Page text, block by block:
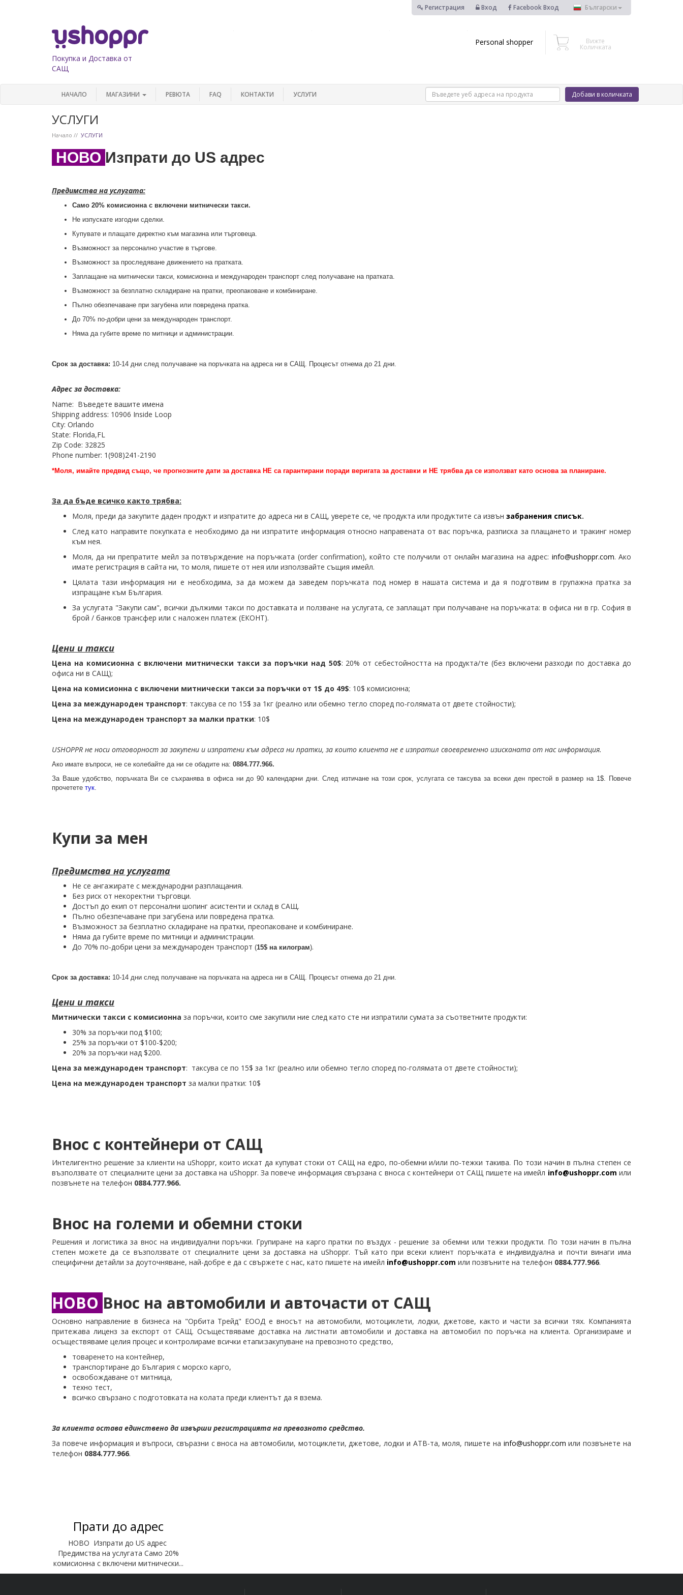
Регистрация Вход Facebook Вход Български
Покупка и Доставка от
САЩ
Personal shopper Вижте
Количката
Добави в количката
НАЧАЛО МАГАЗИНИ РЕВЮТА FAQ КОНТАКТИ УСЛУГИ
УСЛУГИ
Начало УСЛУГИ
НОВО Изпрати до US адрес
Предимства на услугата:
Само 20% комисионна с включени митнически такси.
Не изпускате изгодни сделки.
Купувате и плащате директно към магазина или търговеца.
Възможност за персонално участие в търгове.
Възможност за проследяване движението на пратката.
Заплащане на митнически такси, комисионна и международен транспорт след получаване на пратката.
Възможност за безплатно складиране на пратки, преопаковане и комбиниране.
Пълно обезпечаване при загубена или повредена пратка.
До 70% по-добри цени за международен транспорт.
Няма да губите време по митници и администрации.
Срок за доставка: 10-14 дни след получаване на поръчката на адреса ни в САЩ. Процесът отнема до 21 дни.
Адрес за доставка:
Name: Въведете вашите имена
Shipping address: 10906 Inside Loop
City: Orlando
State: Florida,FL
Zip Code: 32825
Phone number: 1(908)241-2190
*Моля, имайте предвид също, че прогнозните дати за доставка НЕ са гарантирани поради веригата за доставки и НЕ трябва да се използват като основа за планиране.
За да бъде всичко както трябва:
Моля, преди да закупите даден продукт и изпратите до адреса ни в САЩ, уверете се, че продукта или продуктите са извън забранения списък.
След като направите покупката е необходимо да ни изпратите информация относно направената от вас поръчка, разписка за плащането и тракинг номер
към нея.
Моля, да ни препратите мейл за потвърждение на поръчката (order confirmation), който сте получили от онлайн магазина на адрес: info@ushoppr.com. Ако
имате регистрация в сайта ни, то моля, пишете от нея или използвайте същия имейл.
Цялата тази информация ни е необходима, за да можем да заведем поръчката под номер в нашата система и да я подготвим в групажна пратка за
изпращане към България.
За услугата "Закупи сам", всички дължими такси по доставката и ползване на услугата, се заплащат при получаване на поръчката: в офиса ни в гр. София в
брой / банков трансфер или с наложен платеж (ЕКОНТ).
Цени и такси
Цена на комисионна с включени митнически такси за поръчки над 50$: 20% от себестойността на продукта/те (без включени разходи по доставка до
офиса ни в САЩ);
Цена на комисионна с включени митнически такси за поръчки от 1$ до 49$: 10$ комисионна;
Цена за международен транспорт: таксува се по 15$ за 1кг (реално или обемно тегло според по-голямата от двете стойности);
Цена на международен транспорт за малки пратки: 10$
USHOPPR не носи отговорност за закупени и изпратени към адреса ни пратки, за които клиента не е изпратил своевременно изисканата от нас информация.
Ако имате въпроси, не се колебайте да ни се обадите на: 0884.777.966​.
За Ваше удобство, поръчката Ви се съхранява в офиса ни до 90 календарни дни. След изтичане на този срок, услугата се таксува за всеки ден престой в размер на 1$. Повече
прочетете тук.
Купи за мен
Предимства на услугата
Не се ангажирате с международни разплащания.
Без риск от некоректни търговци.
Достъп до екип от персонални шопинг асистенти и склад в САЩ.
Пълно обезпечаване при загубена или повредена пратка.
Възможност за безплатно складиране на пратки, преопаковане и комбиниране.
Няма да губите време по митници и администрации.
До 70% по-добри цени за международен транспорт (15$ на килограм).
Срок за доставка: 10-14 дни след получаване на поръчката на адреса ни в САЩ. Процесът отнема до 21 дни.
Цени и такси
Митнически такси с комисионна за поръчки, които сме закупили ние след като сте ни изпратили сумата за съответните продукти:
30% за поръчки под $100;
25% за поръчки от $100-$200;
20% за поръчки над $200.
Цена за международен транспорт: таксува се по 15$ за 1кг (реално или обемно тегло според по-голямата от двете стойности);
Цена на международен транспорт за малки пратки: 10$
Внос с контейнери от САЩ
Интелигентно решение за клиенти на uShoppr, които искат да купуват стоки от САЩ на едро, по-обемни и/или по-тежки такива. По този начин в пълна степен се
възползвате от специалните цени за доставка на uShoppr. За повече информация свързана с вноса с контейнери от САЩ пишете на имейл info@ushoppr.com или
позвънете на телефон 0884.777.966​.
Внос на големи и обемни стоки
Решения и логистика за внос на индивидуални поръчки. Групиране на карго пратки по въздух - решение за обемни или тежки продукти. По този начин в пълна
степен можете да се възползвате от специалните цени за доставка на uShoppr. Тъй като при всеки клиент поръчката е индивидуална и почти винаги има
специфични детайли за доуточняване, най-добре е да с свържете с нас, като пишете на имейл info@ushoppr.com или позвъните на телефон 0884.777.966​.
НОВО Внос на автомобили и авточасти от САЩ
Основно направление в бизнеса нa "Орбита Трейд" ЕООД е вносът на автомобили, мотоциклети, лодки, джетове, както и части за всички тях. Компанията
притежава лиценз за експорт от САЩ. Осъществяваме доставка на листнати автомобили и доставка на автомобил по поръчка на клиента. Организираме и
осъществяваме целия процес и контролираме всички етапи:закупуване на превозното средство,
товаренето на контейнер,
транспортиране до България с морско карго,
освобождаване от митница,
техно тест,
всичко свързано с подготовката на колата преди клиентът да я взема.
За клиента остава единствено да извърши регистрацията на превозното средство.
За повече информация и въпроси, свъразни с вноса на автомобили, мотоциклети, джетове, лодки и АТВ-та, моля, пишете на info@ushoppr.com или позвънете на
телефон 0884.777.966.​
Прати до адрес
НОВО Изпрати до US адрес
Предимства на услугата Само 20%
комисионна с включени митнически...